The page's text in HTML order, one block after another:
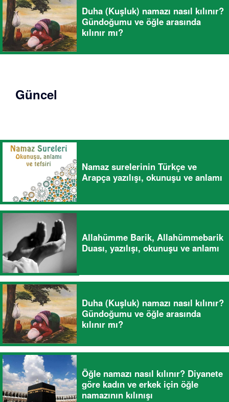
Duha (Kuşluk) namazı nasıl kılınır?
Gündoğumu ve öğle arasında
kılınır mı?
Güncel
Namaz surelerinin Türkçe ve
Arapça yazılışı, okunuşu ve anlamı
Allahümme Barik, Allahümmebarik
Duası, yazılışı, okunuşu ve anlamı
Duha (Kuşluk) namazı nasıl kılınır?
Gündoğumu ve öğle arasında
kılınır mı?
Öğle namazı nasıl kılınır? Diyanete
göre kadın ve erkek için öğle
namazının kılınışı